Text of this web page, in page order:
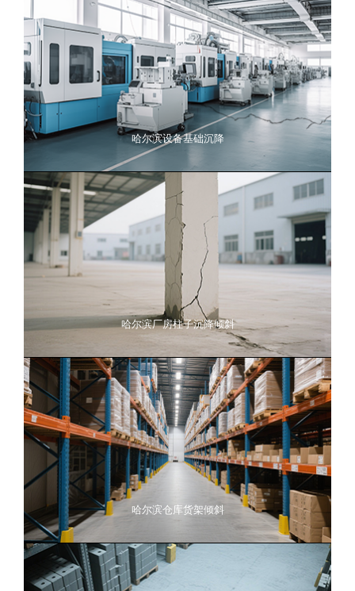
哈尔滨设备基础沉降
哈尔滨厂房柱子沉降倾斜
哈尔滨仓库货架倾斜